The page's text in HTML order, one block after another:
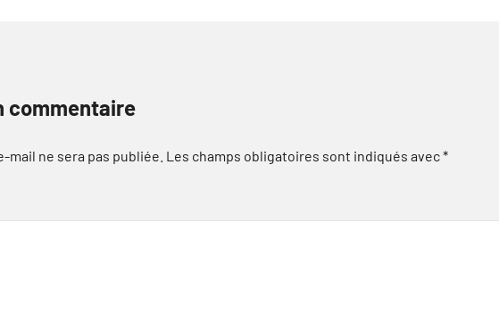
commentaire
mail ne sera pas publiée. Les champs obligatoires sont indiqués avec*